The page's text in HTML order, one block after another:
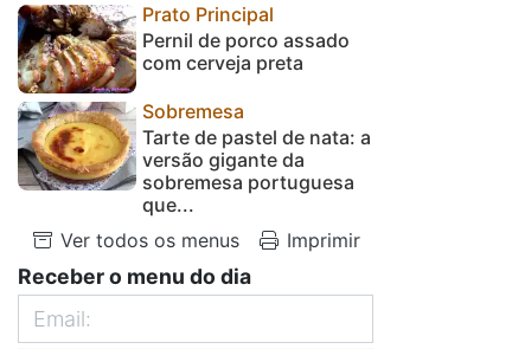
Prato Principal
Pernil de porco assado
com cerveja preta
Sobremesa
Tarte de pastel de nata: a
versão gigante da
sobremesa portuguesa
que...
Ver todos os menus
Imprimir
Receber o menu do dia